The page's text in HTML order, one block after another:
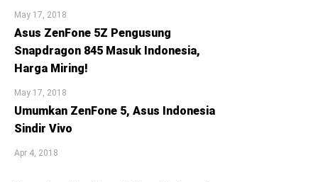
May 17, 2018
Asus ZenFone 5Z Pengusung
Snapdragon 845 Masuk Indonesia,
Harga Miring!
May 17, 2018
Umumkan ZenFone 5, Asus Indonesia
Sindir Vivo
Apr 4, 2018